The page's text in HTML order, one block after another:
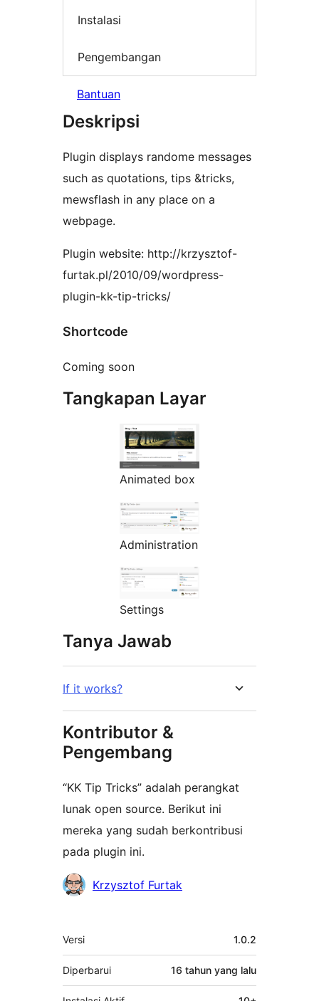
Instalasi
Pengembangan
Bantuan
Deskripsi
Plugin displays randome messages
such as quotations, tips &tricks,
mewsflash in any place on a
webpage.
Plugin website: http://krzysztof-
furtak.pl/2010/09/wordpress-
plugin-kk-tip-tricks/
Shortcode
Coming soon
Tangkapan Layar
Animated box
Administration
Settings
Tanya Jawab
If it works?
Kontributor &
Pengembang
“KK Tip Tricks” adalah perangkat
lunak open source. Berikut ini
mereka yang sudah berkontribusi
pada plugin ini.
KontributorKrzysztof Furtak
Meta
Versi 1.0.2
Diperbarui 16 tahun yang lalu